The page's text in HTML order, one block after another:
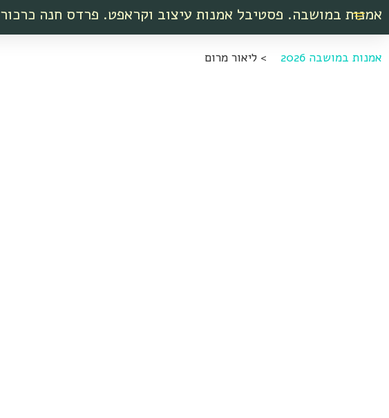
אמנות במושבה. פסטיבל אמנות עיצוב וקראפט. פרדס חנה כרכור
אמנות במושבה 2026 > ליאור מרום